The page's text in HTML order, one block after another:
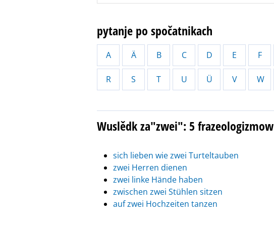
pytanje po spočatnikach
A Ä B C D E F
R S T U Ü V W
Wuslědk za"zwei": 5 frazeologizmow
sich lieben wie zwei Turteltauben
zwei Herren dienen
zwei linke Hände haben
zwischen zwei Stühlen sitzen
auf zwei Hochzeiten tanzen